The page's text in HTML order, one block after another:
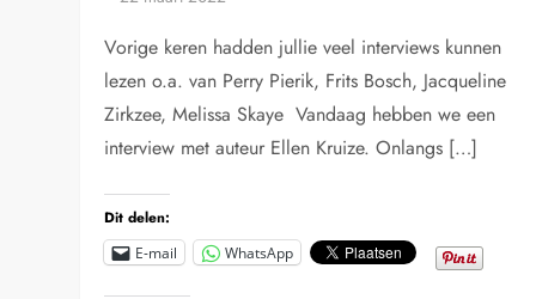
Vorige keren hadden jullie veel interviews kunnen
lezen o.a. van Perry Pierik, Frits Bosch, Jacqueline
Zirkzee, Melissa Skaye Vandaag hebben we een
interview met auteur Ellen Kruize. Onlangs […]
Dit delen:
E-mail WhatsApp